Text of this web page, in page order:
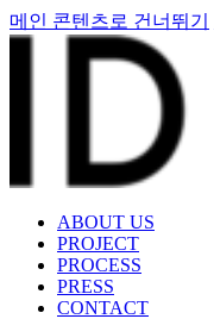
메인 콘텐츠로 건너뛰기
ABOUT US
PROJECT
PROCESS
PRESS
CONTACT